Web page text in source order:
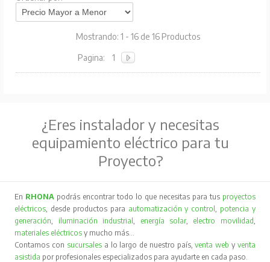
Mostrando: 1 - 16 de 16 Productos
Pagina: 1
¿Eres instalador y necesitas
equipamiento eléctrico para tu
Proyecto?
En RHONA podrás encontrar todo lo que necesitas para tus proyectos
eléctricos , desde productos para automatización y control
potencia y
generación
iluminación industrial energía solar, electro movilidad
materiales eléctricos y mucho más…
Contamos con sucursales a lo largo de nuestro país,venta web y venta
asistida por profesionales especializados para ayudarte en cada paso.